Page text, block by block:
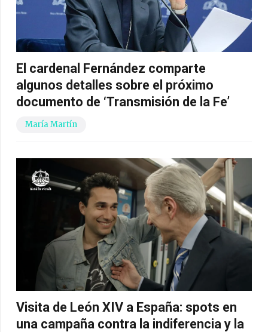
El cardenal Fernández comparte
algunos detalles sobre el próximo
documento de ‘Transmisión de la Fe’
María Martín
Visita de León XIV a España: spots en
una campaña contra la indiferencia y la